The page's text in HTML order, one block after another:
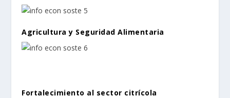
Agricultura y Seguridad Alimentaria
Fortalecimiento al sector citrícola